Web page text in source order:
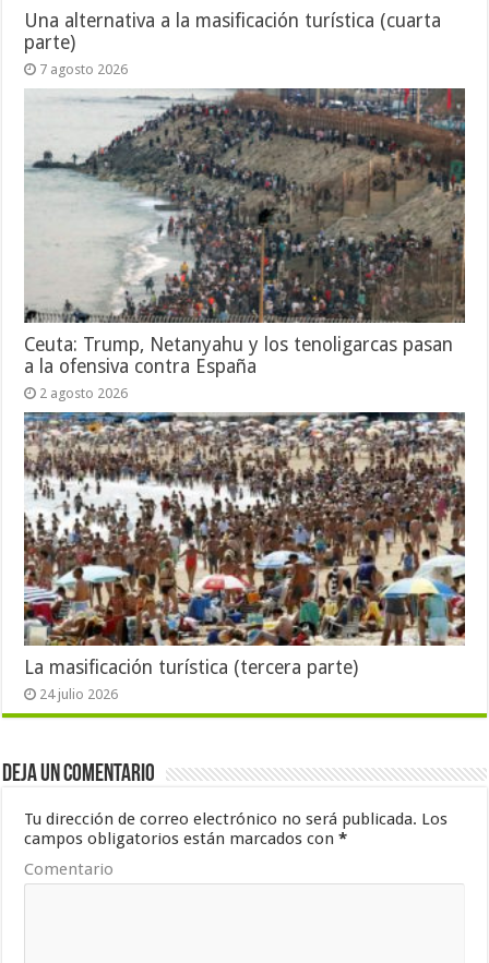
Una alternativa a la masificación turística (cuarta
parte)
7 agosto 2026
Ceuta: Trump, Netanyahu y los tenoligarcas pasan
a la ofensiva contra España
2 agosto 2026
La masificación turística (tercera parte)
24 julio 2026
Deja un comentario
Tu dirección de correo electrónico no será publicada. Los
campos obligatorios están marcados con*
Comentario